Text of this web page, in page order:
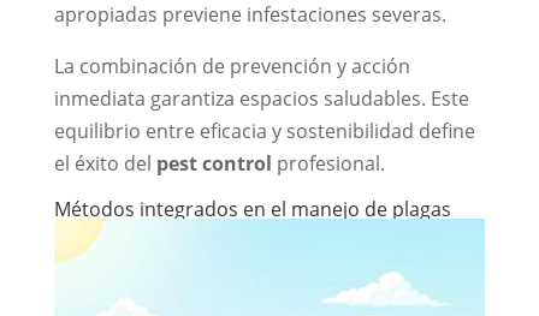
apropiadas previene infestaciones severas.
La combinación de prevención y acción
inmediata garantiza espacios saludables. Este
equilibrio entre eficacia y sostenibilidad define
el éxito del pest control profesional.
Métodos integrados en el manejo de plagas